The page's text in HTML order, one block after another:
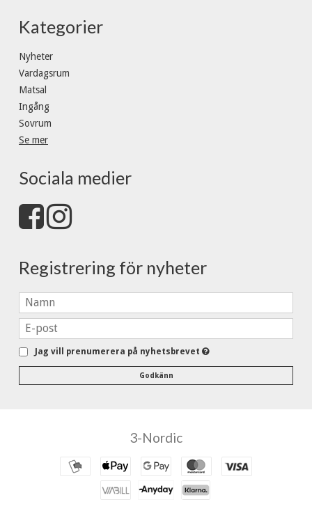
Kategorier
Nyheter
Vardagsrum
Matsal
Ingång
Sovrum
Se mer
Sociala medier
Registrering för nyheter
Jag vill prenumerera på nyhetsbrevet
Godkänn
3-Nordic